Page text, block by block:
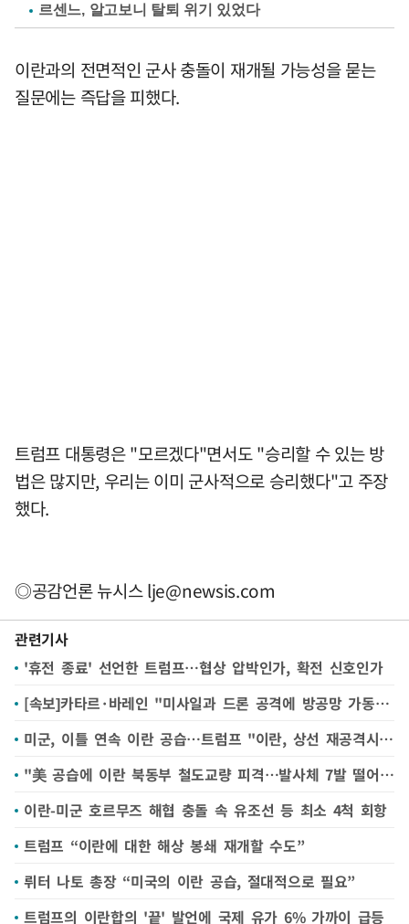
르센느, 알고보니 탈퇴 위기 있었다
이란과의 전면적인 군사 충돌이 재개될 가능성을 묻는
질문에는 즉답을 피했다.
트럼프 대통령은 "모르겠다"면서도 "승리할 수 있는 방
법은 많지만, 우리는 이미 군사적으로 승리했다"고 주장
했다.
◎공감언론 뉴시스lje@newsis.com
관련기사
'휴전 종료' 선언한 트럼프…협상 압박인가, 확전 신호인가
[속보]카타르·바레인 "미사일과 드론 공격에 방공망 가동 중"
미군, 이틀 연속 이란 공습…트럼프 "이란, 상선 재공격시 상황 더 악화"(종합)
"美 공습에 이란 북동부 철도교량 피격…발사체 7발 떨어져"
이란-미군 호르무즈 해협 충돌 속 유조선 등 최소 4척 회항
트럼프 “이란에 대한 해상 봉쇄 재개할 수도”
뤼터 나토 총장 “미국의 이란 공습, 절대적으로 필요”
트럼프의 이란합의 '끝' 발언에 국제 유가 6% 가까이 급등